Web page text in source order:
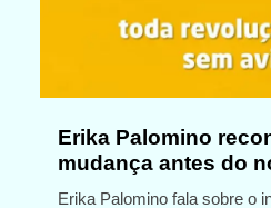
Erika Palomino
mudança antes do
Erika Palomino fala sobre o